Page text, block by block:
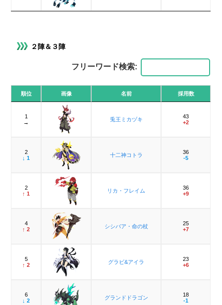
２陣＆３陣
フリーワード検索:
順位 画像 名前 採用数
1
→
兎王ミカヅキ
43
+2
2
↓ 1
十二神コトラ
36
-5
2
↑ 1
リカ・フレイム
36
+9
4
↑ 2
シシバア・命の杖
25
+7
5
↑ 2
グラビ&アイラ
23
+6
6
↓ 2
グランドドラゴン
18
-1